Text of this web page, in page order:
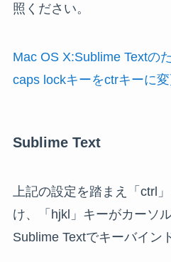
照ください。
Mac OS X:Sublime Textの
caps lockキーをctrキーに
Sublime Text
上記の設定を踏まえ「ctrl
け、「hjkl」キーがカーソ
Sublime Textでキーバイン